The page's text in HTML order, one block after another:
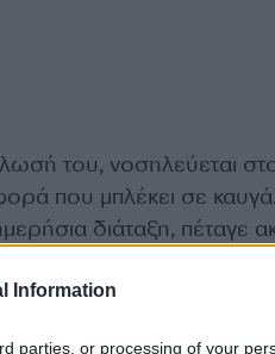
Information
parties, or processing of your
του, νοσηλεύεται
που μπλέκει σε
διάταξη, πέταγε